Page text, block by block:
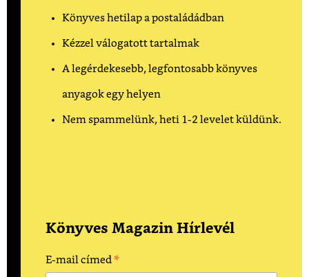
Könyves hetilap a postaládádban
Kézzel válogatott tartalmak
A legérdekesebb, legfontosabb könyves
anyagok egy helyen
Nem spammelünk, heti 1-2 levelet küldünk.
Könyves Magazin Hírlevél
E-mail címed *